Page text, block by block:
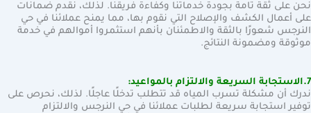
نحن على ثقة تامة بجودة خدماتنا وكفاءة فريقنا. لذلك، نقدم ضمانات
على أعمال الكشف والإصلاح التي نقوم بها، مما يمنح عملائنا في حي
النرجس شعورًا بالثقة والاطمئنان بأنهم استثمروا أموالهم في خدمة
موثوقة ومضمونة النتائج.
7.الاستجابة السريعة والالتزام بالمواعيد:
ندرك أن مشكلة تسرب المياه قد تتطلب تدخلًا عاجلًا. لذلك، نحرص على
توفير استجابة سريعة لطلبات عملائنا في حي النرجس والالتزام